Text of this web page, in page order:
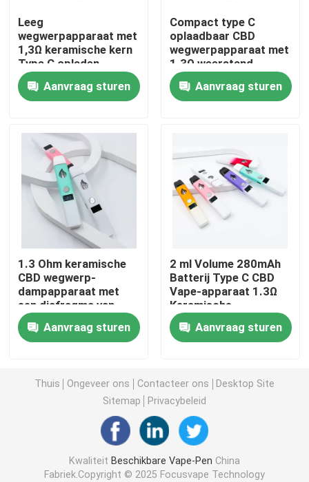
Contacteer ons
Nieuws
Het Beschikbare Vape Apparaat van CBD
OEM Vape
Funky Vape
Elfbar Vape
Grote Puff Vape
Rookwolkbar Mini
Verloren Mary Vape
De V.S. Vape
Leeg
wegwerpapparaat met
1,3Ω keramische kern
Type C opladen
280mAh batterij
Aanvraag sturen
Compact type C
oplaadbaar CBD
wegwerpapparaat met
1.3Ω weerstand
Aanvraag sturen
1.3 Ohm keramische
CBD wegwerp-
dampapparaat met
een diafragma van
4*1,5 mm
Aanvraag sturen
2 ml Volume 280mAh
Batterij Type C CBD
Vape-apparaat 1.3Ω
Keramische
verwarming kern
technologie
Aanvraag sturen
Thuis Ongeveer ons Contacteer ons
Desktop Site
Sitemap
Privacybeleid
Kwaliteit Beschikbare Vape-Pen China
Fabriek.Copyright © 2025 Focusvape Technology